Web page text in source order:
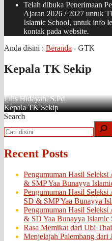
Telah dibuka Penerimaan
Ajaran 2026 / 2027 untuk
Islamic School, untuk info
kontak pada website.
Anda disini : Beranda - GTK
Kepala TK Sekip
Lilis Hidayah, S.Pd
Kepala TK Sekip
Search
Recent Posts
Pengumuman Hasil
& SMP Yaa Bunayya
Pengumuman Hasil
SD & SMP Yaa Bunayya
Pengumuman Hasil
& SD Yaa Bunayya Islamic
Rasa Memikat dari Ubi
Menjelajah Palembang dari